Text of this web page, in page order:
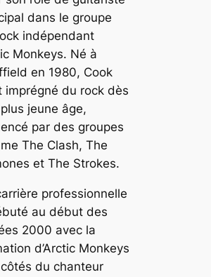
dans le groupe
indépendant
Monkeys. Né à
en 1980, Cook
imprégné du rock dès
jeune âge,
par des groupes
The Clash, The
et The Strokes.
professionnelle
au début des
2000 avec la
d’Arctic Monkeys
du chanteur